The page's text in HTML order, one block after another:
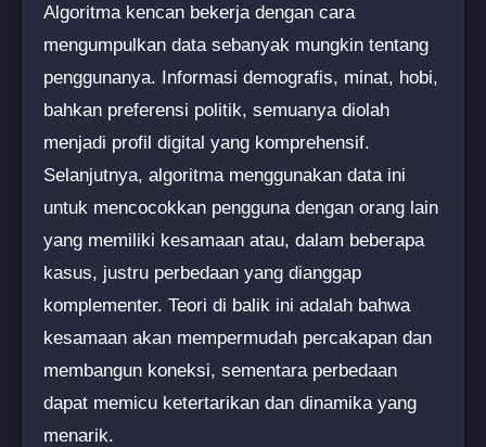
Algoritma kencan bekerja dengan cara
mengumpulkan data sebanyak mungkin tentang
penggunanya. Informasi demografis, minat, hobi,
bahkan preferensi politik, semuanya diolah
menjadi profil digital yang komprehensif.
Selanjutnya, algoritma menggunakan data ini
untuk mencocokkan pengguna dengan orang lain
yang memiliki kesamaan atau, dalam beberapa
kasus, justru perbedaan yang dianggap
komplementer. Teori di balik ini adalah bahwa
kesamaan akan mempermudah percakapan dan
membangun koneksi, sementara perbedaan
dapat memicu ketertarikan dan dinamika yang
menarik.